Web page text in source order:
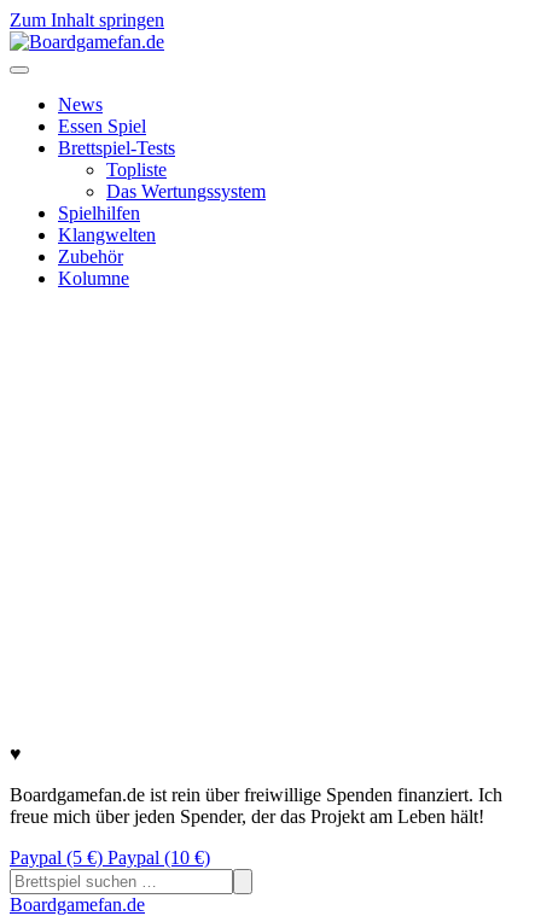
Zum Inhalt springen
News
Essen Spiel
Brettspiel-Tests
Topliste
Das Wertungssystem
Spielhilfen
Klangwelten
Zubehör
Kolumne
♥
Boardgamefan.de ist rein über freiwillige Spenden finanziert. Ich
freue mich über jeden Spender, der das Projekt am Leben hält!
Paypal (5 €) Paypal (10 €)
Suchen
nach:
Boardgamefan.de